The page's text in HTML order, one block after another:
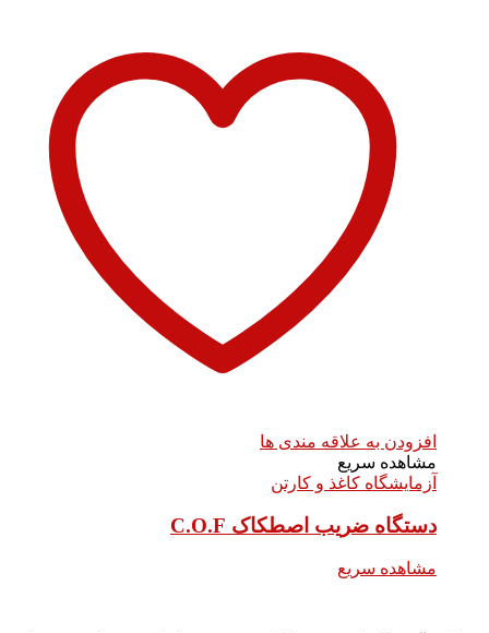
افزودن به علاقه مندی ها
مشاهده سریع
آزمایشگاه کاغذ و کارتن
دستگاه ضریب اصطکاک C.O.F
مشاهده سریع